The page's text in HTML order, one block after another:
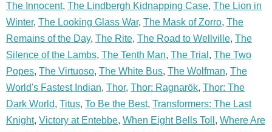
The Innocent, The Lindbergh Kidnapping Case, The Lion in
Winter, The Looking Glass War, The Mask of Zorro, The
Remains of the Day, The Rite, The Road to Wellville, The
Silence of the Lambs, The Tenth Man, The Trial , The Two
Popes, The Virtuoso, The White Bus, The Wolfman, The
World's Fastest Indian, Thor, Thor: Ragnarök, Thor: The
Dark World, Titus, To Be the Best, Transformers: The Last
Knight, Victory at Entebbe, When Eight Bells Toll , Where Are